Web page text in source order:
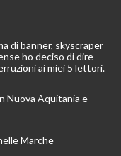
di banner, skyscraper
ho deciso di dire
ai miei 5 lettori.
Nuova Aquitania e
Marche